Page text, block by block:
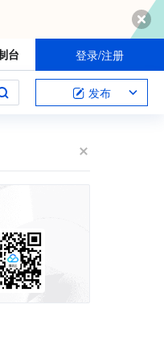
台 登录/注册
发布